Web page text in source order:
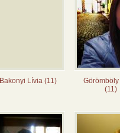
Bakonyi Lívia (11)
(11)